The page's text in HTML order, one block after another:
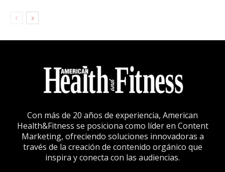
Con más de 20 años de experiencia, American
Health&Fitness se posiciona como líder en Content
Marketing, ofreciendo soluciones innovadoras a
través de la creación de contenido orgánico que
inspira y conecta con las audiencias.